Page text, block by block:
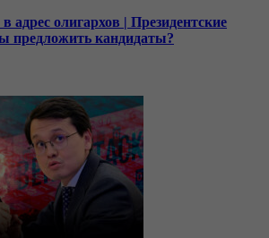
адрес олигархов | Президентские
предложить кандидаты?